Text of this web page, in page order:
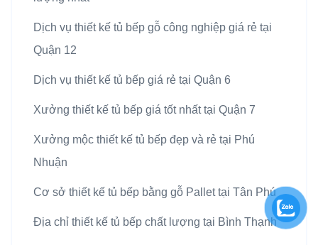
Dịch vụ thiết kế tủ bếp gỗ công nghiệp giá rẻ tại
Quận 12
Dịch vụ thiết kế tủ bếp giá rẻ tại Quận 6
Xưởng thiết kế tủ bếp giá tốt nhất tại Quận 7
Xưởng mộc thiết kế tủ bếp đẹp và rẻ tại Phú
Nhuận
Cơ sở thiết kế tủ bếp bằng gỗ Pallet tại Tân Phú
Địa chỉ thiết kế tủ bếp chất lượng tại Bình Thạnh